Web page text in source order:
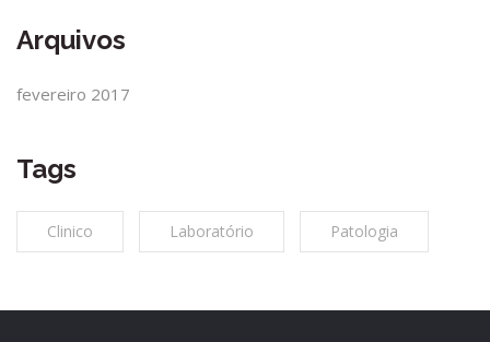
Arquivos
fevereiro 2017
Tags
Clinico Laboratório Patologia